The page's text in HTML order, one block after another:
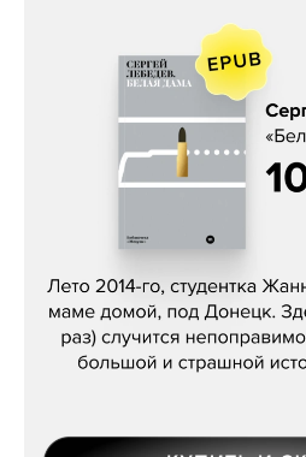
Сергей Лебедев,